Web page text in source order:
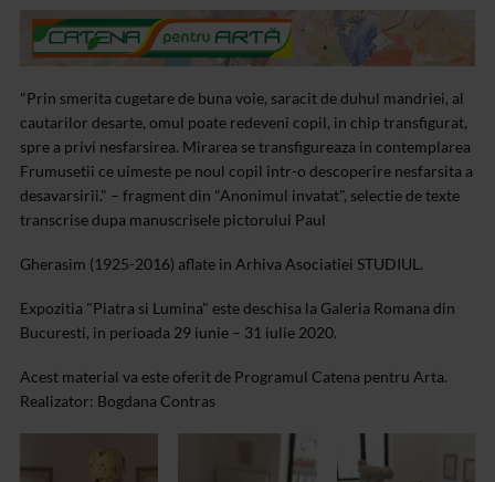
"Prin smerita cugetare de buna voie, saracit de duhul mandriei, al
cautarilor desarte, omul poate redeveni copil, in chip transfigurat,
spre a privi nesfarsirea. Mirarea se transfigureaza in contemplarea
Frumusetii ce uimeste pe noul copil intr-o descoperire nesfarsita a
desavarsirii." – fragment din "Anonimul invatat", selectie de texte
transcrise dupa manuscrisele pictorului Paul
Gherasim (1925-2016) aflate in Arhiva Asociatiei STUDIUL.
Expozitia "Piatra si Lumina" este deschisa la Galeria Romana din
Bucuresti, in perioada 29 iunie – 31 iulie 2020.
Acest material va este oferit de Programul Catena pentru Arta.
Realizator: Bogdana Contras